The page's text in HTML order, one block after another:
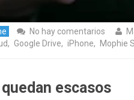
No hay comentarios
, Google Drive, iPhone, Mophie
escasos